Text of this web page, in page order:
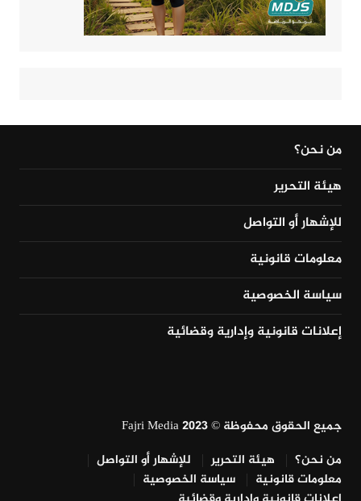
من نحن؟
هيئة التحرير
للإشهار أو التواصل
معلومات قانونية
سياسة الخصوصية
إعلانات قانونية وإدارية وقضائية
جميع الحقوق محفوظة © Fajri Media 2023
من نحن؟
هيئة التحرير
للإشهار أو التواصل
معلومات قانونية
سياسة الخصوصية